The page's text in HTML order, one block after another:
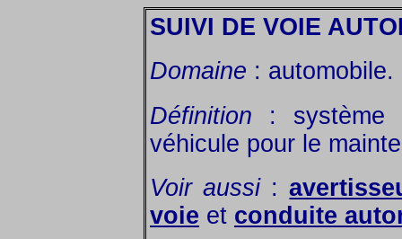
SUIVI DE VOIE
Domaine : automobile.
Définition : système
véhicule pour le
Voir aussi:
voie et conduite